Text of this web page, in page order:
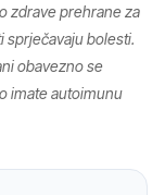
zdrave prehrane za
sprječavaju bolesti.
obavezno se
imate autoimunu